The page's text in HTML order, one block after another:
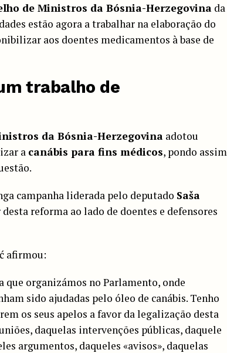
de Ministros da Bósnia-Herzegovina da
estão agora a trabalhar na elaboração do
aos doentes medicamentos à base de
trabalho de
da Bósnia-Herzegovina adotou
a canábis para fins médicos, pondo assim
campanha liderada pelo deputado Saša
reforma ao lado de doentes e defensores
afirmou:
organizámos no Parlamento, onde
sido ajudadas pelo óleo de canábis. Tenho
os seus apelos a favor da legalização desta
daquelas intervenções públicas, daquele
argumentos, daqueles «avisos», daquelas